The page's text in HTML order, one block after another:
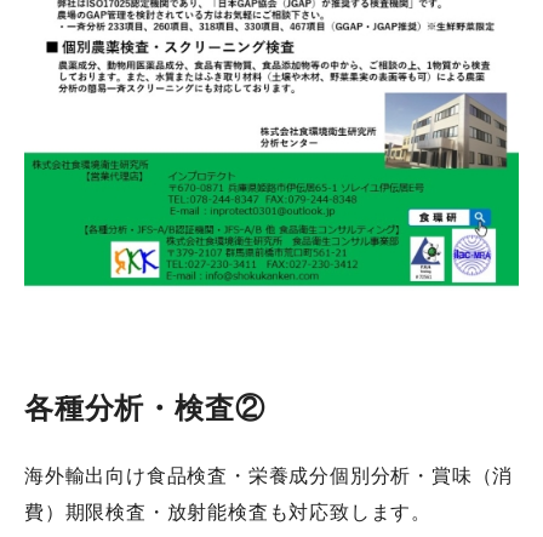
各種分析・検査②
海外輸出向け食品検査・栄養成分個別分析・賞味（消
費）期限検査・放射能検査も対応致します。